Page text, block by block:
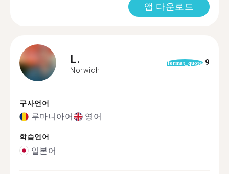
앱 다운로드
L.
Norwich
format_quote 9
구사언어
루마니아어 영어
학습언어
일본어